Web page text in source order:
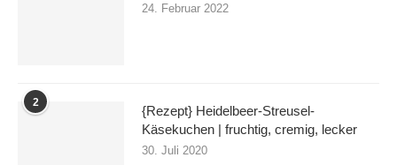
24. Februar 2022
2
{Rezept} Heidelbeer-Streusel-
Käsekuchen | fruchtig, cremig, lecker
30. Juli 2020